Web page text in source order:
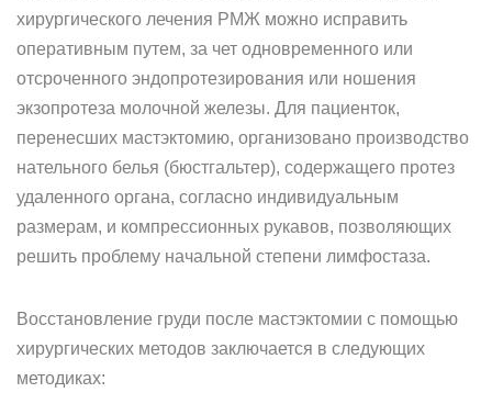
хирургического лечения РМЖ можно исправить
оперативным путем, за чет одновременного или
отсроченного эндопротезирования или ношения
экзопротеза молочной железы. Для пациенток,
перенесших мастэктомию, организовано производство
нательного белья (бюстгальтер), содержащего протез
удаленного органа, согласно индивидуальным
размерам, и компрессионных рукавов, позволяющих
решить проблему начальной степени лимфостаза.
Восстановление груди после мастэктомии с помощью
хирургических методов заключается в следующих
методиках: